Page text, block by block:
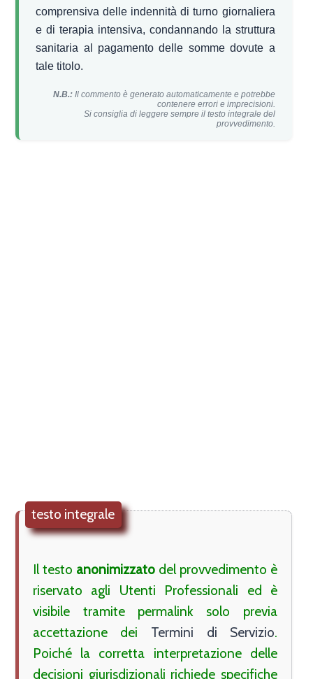
comprensiva delle indennità di turno giornaliera
e di terapia intensiva, condannando la struttura
sanitaria al pagamento delle somme dovute a
tale titolo.
N.B.:Il commento è generato automaticamente e potrebbe
contenere errori e imprecisioni.
Si consiglia di leggere sempre il testo integrale del
provvedimento.
testo integrale
Il testo anonimizzato del provvedimento è
riservato agli Utenti Professionali ed è
visibile tramite permalink solo previa
accettazione dei Termini di Servizio.
Poiché la corretta interpretazione delle
decisioni giurisdizionali richiede specifiche